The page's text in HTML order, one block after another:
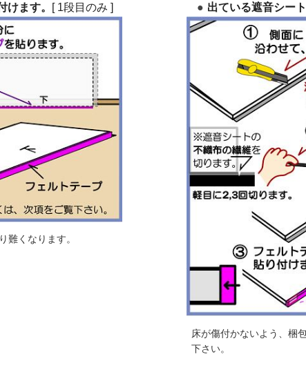
けます。 [ 1段目のみ ]
難くなります。
出ている遮音シー
床が傷付かないよう、梱
下さい。